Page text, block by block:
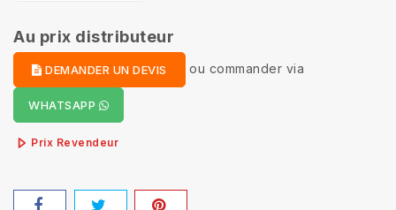
Au prix distributeur
DEMANDER UN DEVIS ou commander via
WHATSAPP
Prix Revendeur